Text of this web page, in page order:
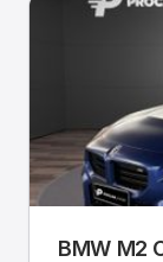
BMW M2